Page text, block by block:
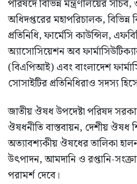
পরিষদে বিভিন্ন মন্ত্রণালয়ের
অধিদপ্তরের মহাপরিচালক, বিভিন্ন
প্রতিনিধি, ফার্মেসি কাউন্সিল,
অ্যাসোসিয়েশন অব
(বিএপিআই) এবং বাংলাদেশ
সোসাইটির প্রতিনিধিরাও সদস্য
জাতীয় ঔষধ উপদেষ্টা পরিষদ
ঔষধনীতি বাস্তবায়ন, দেশীয় ঔষধ
অত্যাবশ্যকীয় ঔষধের তালিকা
উৎপাদন, আমদানি ও রপ্তানি-
পরামর্শ দেবে।